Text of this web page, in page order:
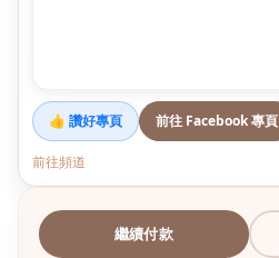
👍 讚好專頁 前往 Facebook 專頁
前往頻道
繼續付款